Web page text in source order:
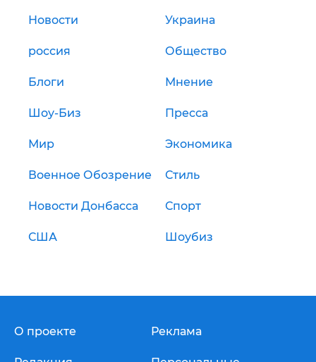
Новости Украина
россия Общество
Блоги Мнение
Шоу-Биз Пресса
Мир Экономика
Военное Обозрение Стиль
Новости Донбасса Спорт
США Шоубиз
О проекте Реклама